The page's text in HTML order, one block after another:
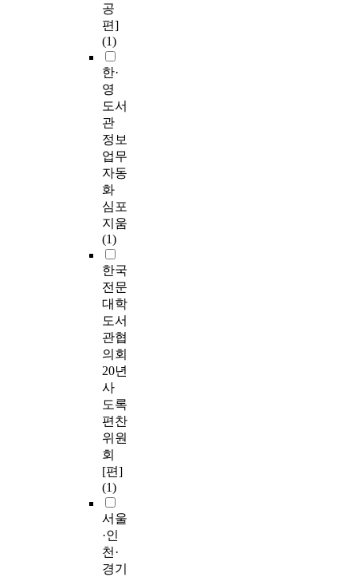
공
편]
(1)
한·
영
도서
관
정보
업무
자동
화
심포
지움
(1)
한국
전문
대학
도서
관협
의회
20년
사
도록
편찬
위원
회
[편]
(1)
서울
·인
천·
경기